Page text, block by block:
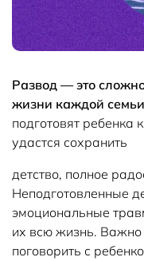
Развод — это
жизни каждой
подготовят ребенка
удастся сохранить
детство, полное
Неподготовленные
эмоциональные
их всю жизнь. Важно
поговорить с